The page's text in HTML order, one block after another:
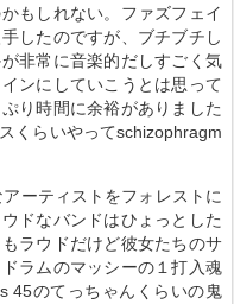
もしれない。ファズフェイ
したのですが、ブチブチし
非常に音楽的だしすごく気
ンにしていこうとは思って
り時間に余裕がありました
くらいやってschizophragm
ーティストをフォレストに
ドなバンドはひょっとした
ラウドだけど彼女たちのサ
ラムのマッシーの１打入魂
45のてっちゃんくらいの鬼